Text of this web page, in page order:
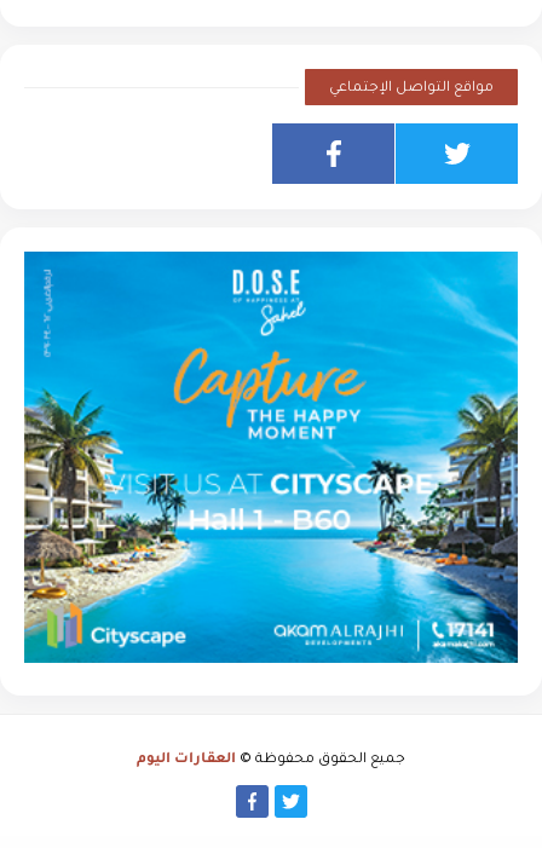
مواقع التواصل الإجتماعي
جميع الحقوق محفوظة © العقارات اليوم